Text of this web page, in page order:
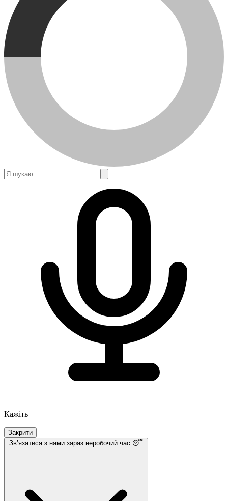
Кажіть
Закрити
Звʼязатися з нами зараз неробочий час 😴